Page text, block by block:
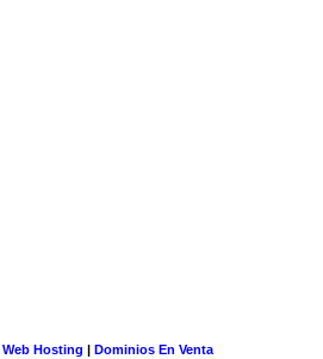
Web Hosting | Dominios En Venta